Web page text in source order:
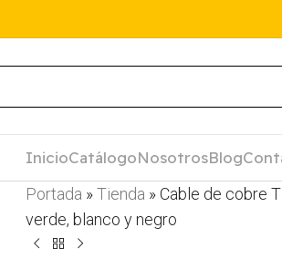
InicioCatálogoNosotrosBlog
Portada »Tienda »Cable de cobre
verde, blanco y negro